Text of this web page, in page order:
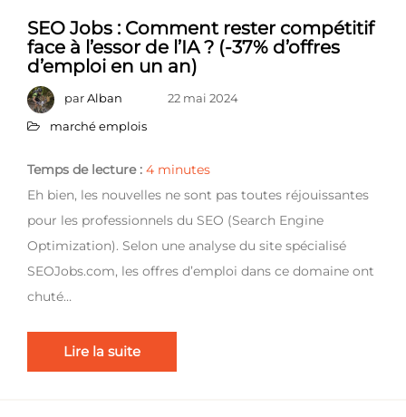
SEO Jobs : Comment rester compétitif
face à l’essor de l’IA ? (-37% d’offres
d’emploi en un an)
parAlban
22 mai 2024
marché emplois
Temps de lecture : 4 minutes
Eh bien, les nouvelles ne sont pas toutes réjouissantes
pour les professionnels du SEO (Search Engine
Optimization). Selon une analyse du site spécialisé
SEOJobs.com, les offres d’emploi dans ce domaine ont
chuté…
Lire la suite